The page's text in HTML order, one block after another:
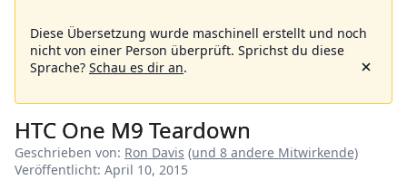
Diese Übersetzung wurde maschinell erstellt und noch
nicht von einer Person überprüft. Sprichst du diese
Sprache? Schau es dir an.
HTC One M9 Teardown
Geschrieben von: Ron Davis (und 8 andere Mitwirkende)
Veröffentlicht: April 10, 2015